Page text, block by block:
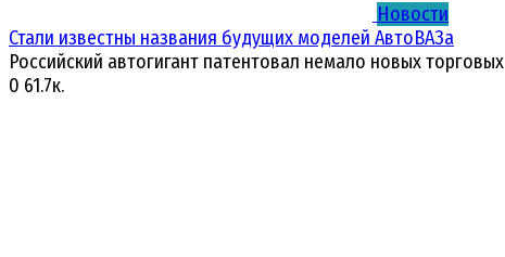
Новости
Стали известны названия будущих моделей АвтоВАЗа
Российский автогигант патентовал немало новых торговых
0 61.7к.